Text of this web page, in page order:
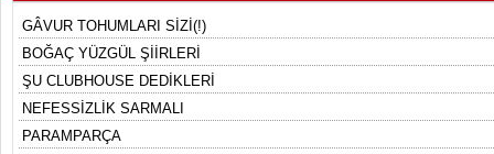
GÂVUR TOHUMLARI SİZİ(!)
BOĞAÇ YÜZGÜL ŞİİRLERİ
ŞU CLUBHOUSE DEDİKLERİ
NEFESSİZLİK SARMALI
PARAMPARÇA